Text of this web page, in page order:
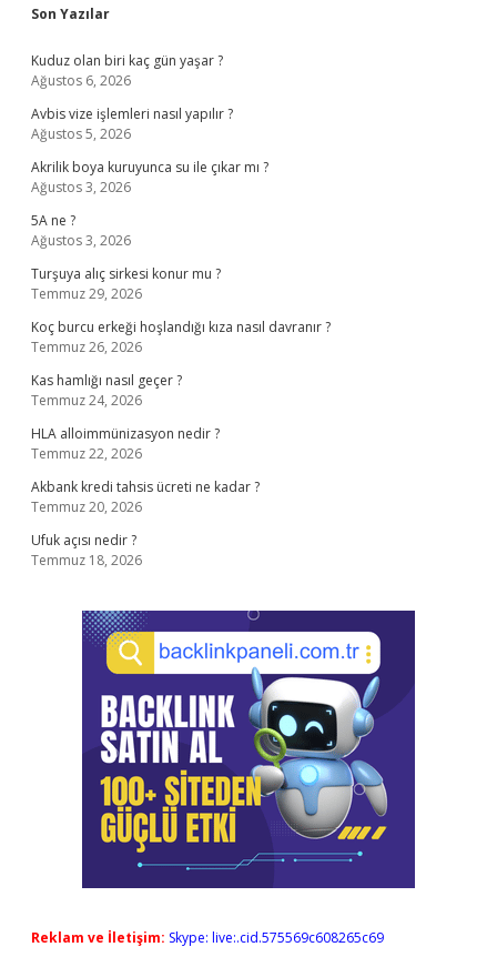
Sidebar
Son Yazılar
Kuduz olan biri kaç gün yaşar ?
Ağustos 6, 2026
Avbis vize işlemleri nasıl yapılır ?
Ağustos 5, 2026
Akrilik boya kuruyunca su ile çıkar mı ?
Ağustos 3, 2026
5A ne ?
Ağustos 3, 2026
Turşuya alıç sirkesi konur mu ?
Temmuz 29, 2026
Koç burcu erkeği hoşlandığı kıza nasıl davranır ?
Temmuz 26, 2026
Kas hamlığı nasıl geçer ?
Temmuz 24, 2026
HLA alloimmünizasyon nedir ?
Temmuz 22, 2026
Akbank kredi tahsis ücreti ne kadar ?
Temmuz 20, 2026
Ufuk açısı nedir ?
Temmuz 18, 2026
Reklam ve İletişim: Skype: live:.cid.575569c608265c69